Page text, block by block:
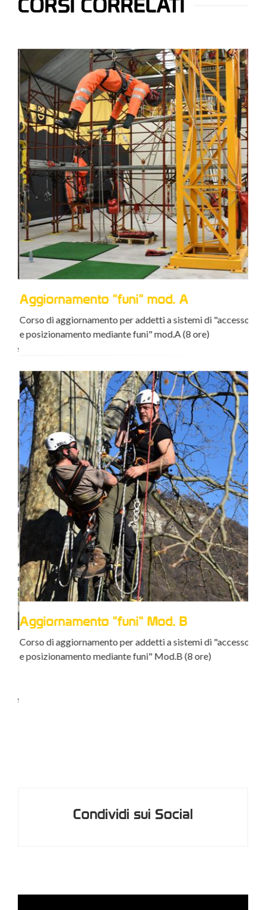
CORSI CORRELATI
Aggiornamento "funi" mod. A
Corso di aggiornamento per addetti a sistemi di "accesso
e posizionamento mediante funi" mod.A (8 ore)
Aggiornamento "funi" Mod. B
Corso di aggiornamento per addetti a sistemi di "accesso
e posizionamento mediante funi" Mod.B (8 ore)
Condividi sui Social